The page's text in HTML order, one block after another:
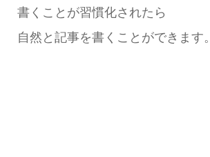
書くことが習慣化されたら
自然と記事を書くことができます。